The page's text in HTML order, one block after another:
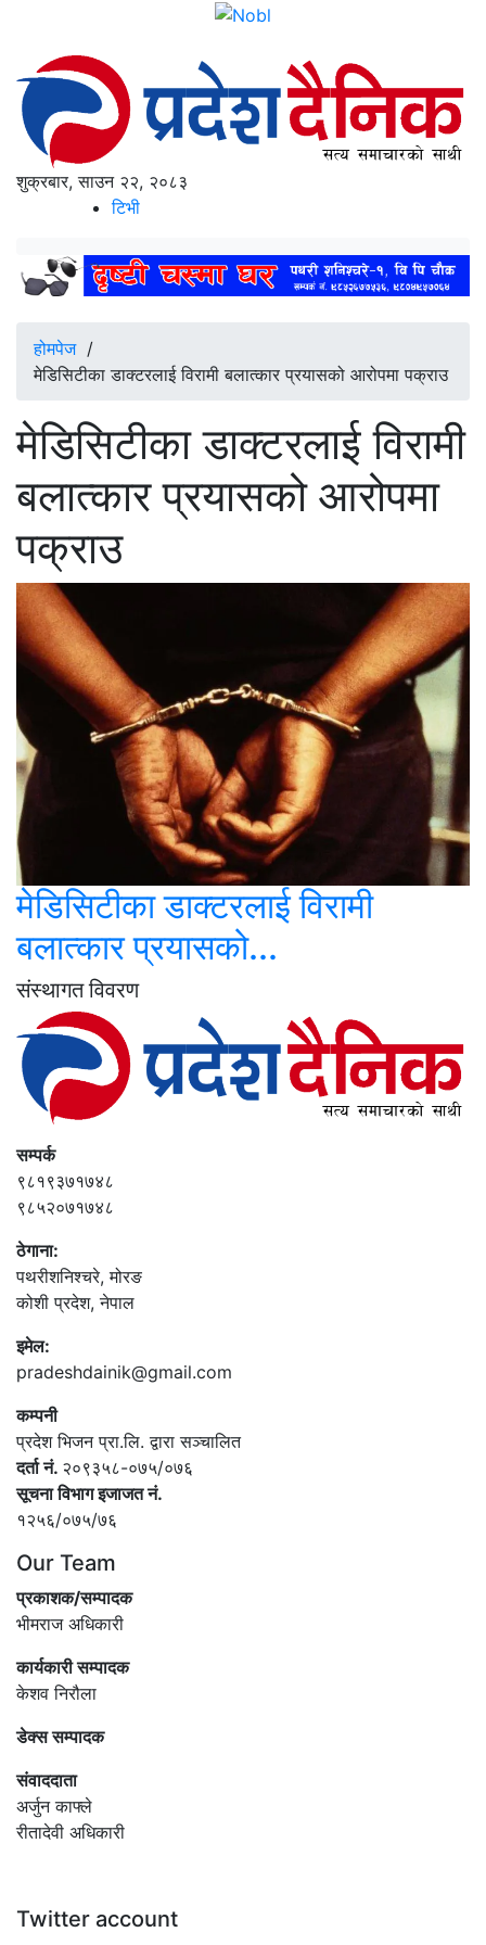
शुक्रबार, साउन २२, २०८३
टिभी
होमपेज/
मेडिसिटीका डाक्टरलाई विरामी बलात्कार प्रयासको आरोपमा पक्राउ
मेडिसिटीका डाक्टरलाई विरामी
बलात्कार प्रयासको आरोपमा
पक्राउ
मेडिसिटीका डाक्टरलाई विरामी
बलात्कार प्रयासको...
संस्थागत विवरण
सम्पर्क
९८१९३७१७४८
९८५२०७१७४८
ठेगाना:
पथरीशनिश्‍चरे, मोरङ
कोशी प्रदेश, नेपाल
इमेल:
pradeshdainik@gmail.com
कम्पनी
प्रदेश भिजन प्रा.लि. द्वारा सञ्‍चालित
दर्ता नं. २०९३५८-०७५/०७६
सूचना विभाग इजाजत नं.
१२५६/०७५/७६
Our Team
प्रकाशक/सम्पादक
भीमराज अधिकारी
कार्यकारी सम्पादक
केशव निरौला
डेक्स सम्पादक
संवाददाता
अर्जुन काफ्ले
रीतादेवी अधिकारी
Twitter account